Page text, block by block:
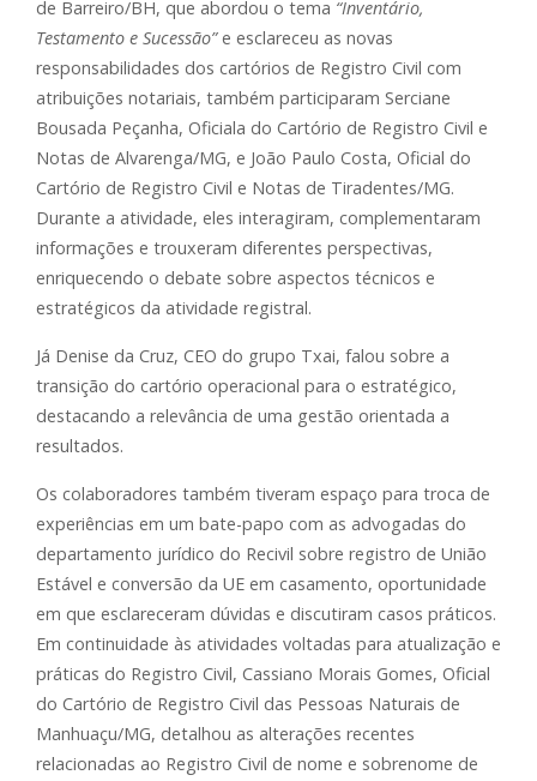
de Barreiro/BH, que abordou o tema “Inventário,
Testamento e Sucessão”e esclareceu as novas
responsabilidades dos cartórios de Registro Civil com
atribuições notariais, também participaram Serciane
Bousada Peçanha, Oficiala do Cartório de Registro Civil e
Notas de Alvarenga/MG, e João Paulo Costa, Oficial do
Cartório de Registro Civil e Notas de Tiradentes/MG.
Durante a atividade, eles interagiram, complementaram
informações e trouxeram diferentes perspectivas,
enriquecendo o debate sobre aspectos técnicos e
estratégicos da atividade registral.
Já Denise da Cruz, CEO do grupo Txai, falou sobre a
transição do cartório operacional para o estratégico,
destacando a relevância de uma gestão orientada a
resultados.
Os colaboradores também tiveram espaço para troca de
experiências em um bate-papo com as advogadas do
departamento jurídico do Recivil sobre registro de União
Estável e conversão da UE em casamento, oportunidade
em que esclareceram dúvidas e discutiram casos práticos.
Em continuidade às atividades voltadas para atualização e
práticas do Registro Civil, Cassiano Morais Gomes, Oficial
do Cartório de Registro Civil das Pessoas Naturais de
Manhuaçu/MG, detalhou as alterações recentes
relacionadas ao Registro Civil de nome e sobrenome de